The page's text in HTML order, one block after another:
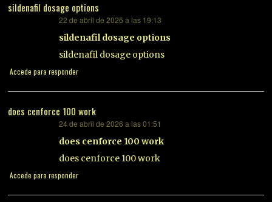
sildenafil dosage options
22 de abril de 2026 a las 19:13
sildenafil dosage options
sildenafil dosage options
Accede para responder
does cenforce 100 work
24 de abril de 2026 a las 01:51
does cenforce 100 work
does cenforce 100 work
Accede para responder